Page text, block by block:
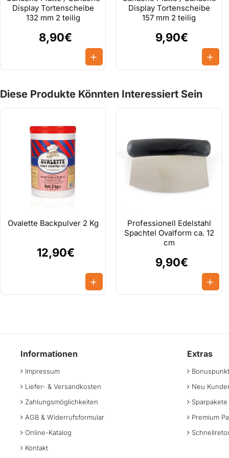
Wie mache ich Ganache Schokolade?
Anleitung-Zubereitung:
Stellen Sie die Schlagsahne in einen mittelgroßen Topf auf einen
Die zubereitete Ganache in eine Schüssel geben und 25-30
Sie können Ihre konzentrierte Ganache in Ihren Kuchen, Torten
Display Tortenscheibe
132 mm 2 teilig
8,90€
Display Tortenscheibe
157 mm 2 teilig
9,90€
Diese Produkte Könnten Interessiert Sein
Ovalette Backpulver 2 Kg
12,90€
Professionell Edelstahl
Spachtel Ovalform ca. 12
cm
9,90€
Informationen
Impressum
Liefer- & Versandkosten
Zahlungsmöglichkeiten
AGB & Widerrufsformular
Online-Katalog
Kontakt
Extras
Neu
Sparpakete
Premium